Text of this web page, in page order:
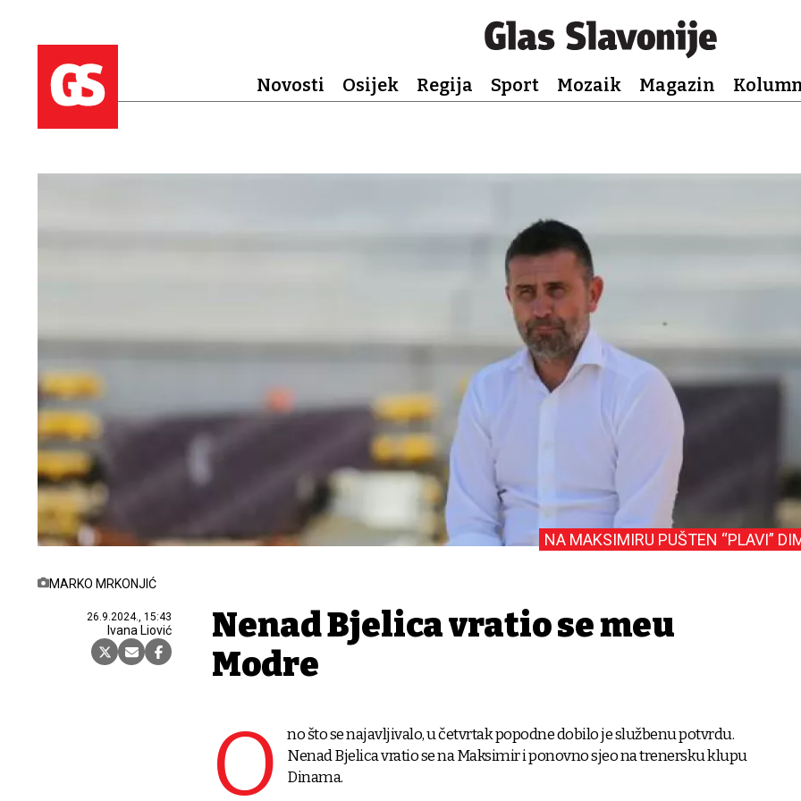
Novosti Osijek Regija Sport Mozaik Magazin
MARKO MRKONJIĆ
26.9.2024., 15:43
Ivana Liović
NA MAKSIMIRU PUŠTEN “PLAVI”
Nenad Bjelica vratio se među
Modre
O
no što se najavljivalo, u četvrtak popodne dobilo je službenu potvrdu.
Nenad Bjelica vratio se na Maksimir i ponovno sjeo na trenersku klupu
Dinama.